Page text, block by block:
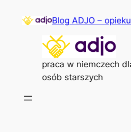
Blog ADJO –
praca w niemczech
osób starszych